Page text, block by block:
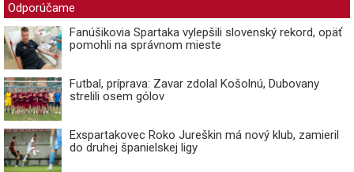
Odporúčame
Fanúšikovia Spartaka vylepšili slovenský rekord, opäť
pomohli na správnom mieste
Futbal, príprava: Zavar zdolal Košolnú, Dubovany
strelili osem gólov
Exspartakovec Roko Jureškin má nový klub, zamieril
do druhej španielskej ligy